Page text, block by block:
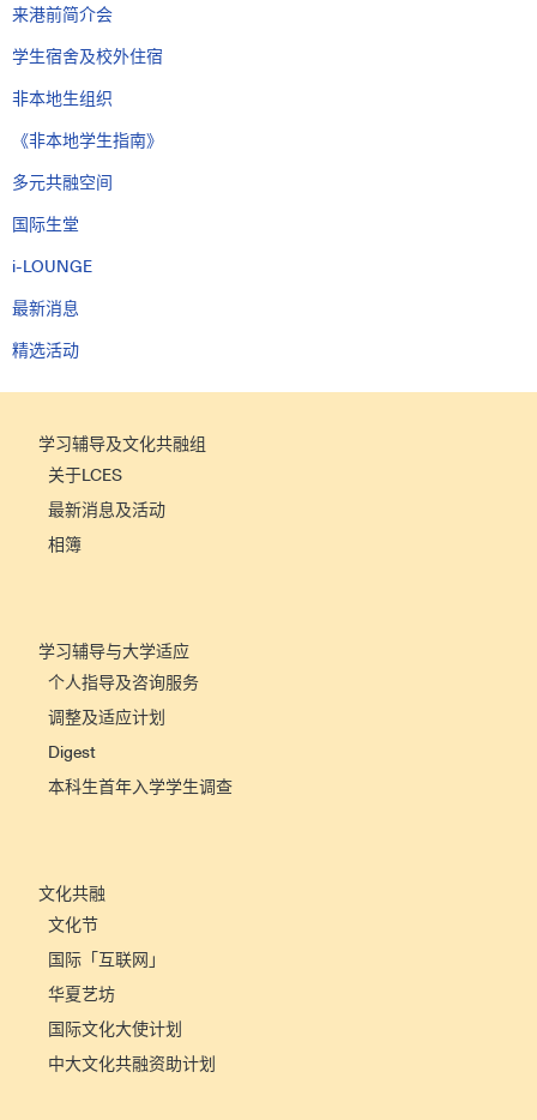
来港前简介会
学生宿舍及校外住宿
非本地生组织
《非本地学生指南》
多元共融空间
国际生堂
i-LOUNGE
最新消息
精选活动
学习辅导及文化共融组
关于LCES
最新消息及活动
相簿
学习辅导与大学适应
个人指导及咨询服务
调整及适应计划
Digest
本科生首年入学学生调查
文化共融
文化节
国际「互联网」
华夏艺坊
国际文化大使计划
中大文化共融资助计划